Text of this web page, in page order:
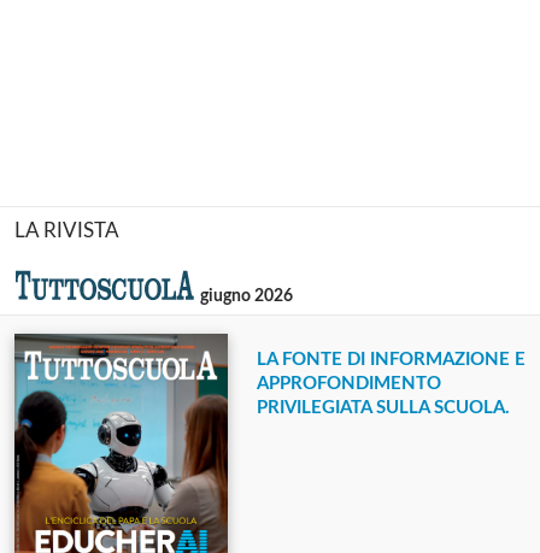
LA RIVISTA
giugno 2026
LA FONTE DI INFORMAZIONE E
APPROFONDIMENTO
PRIVILEGIATA SULLA SCUOLA.